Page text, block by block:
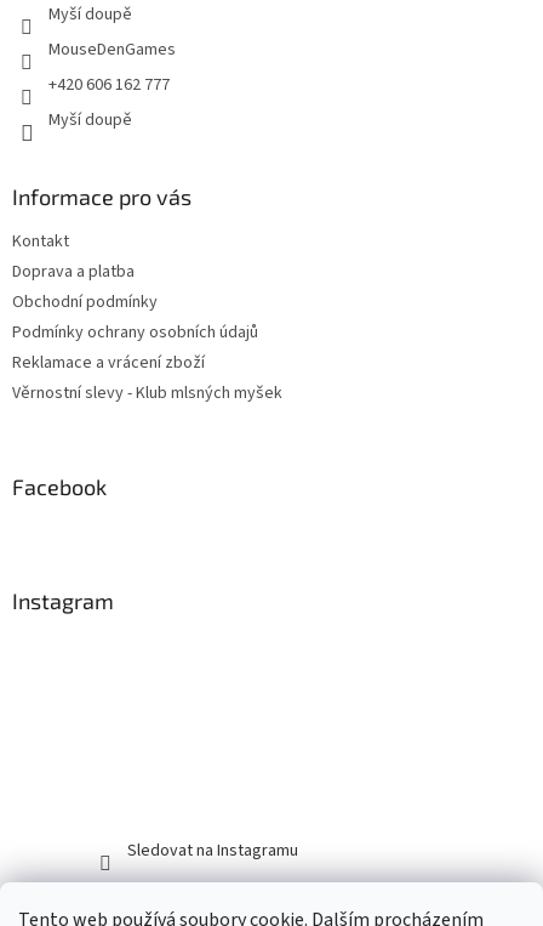
Tento web používá soubory cookie. Dalším procházením
Myší doupě
MouseDenGames
+420 606 162 777
Myší doupě
Informace pro vás
Kontakt
Doprava a platba
Obchodní podmínky
Podmínky ochrany osobních údajů
Reklamace a vrácení zboží
Věrnostní slevy - Klub mlsných myšek
Facebook
Instagram
Sledovat na Instagramu